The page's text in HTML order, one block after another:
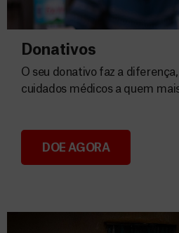
Donativos
Donativos
O seu donativo faz a
cuidados médicos a quem
DOE AGORA